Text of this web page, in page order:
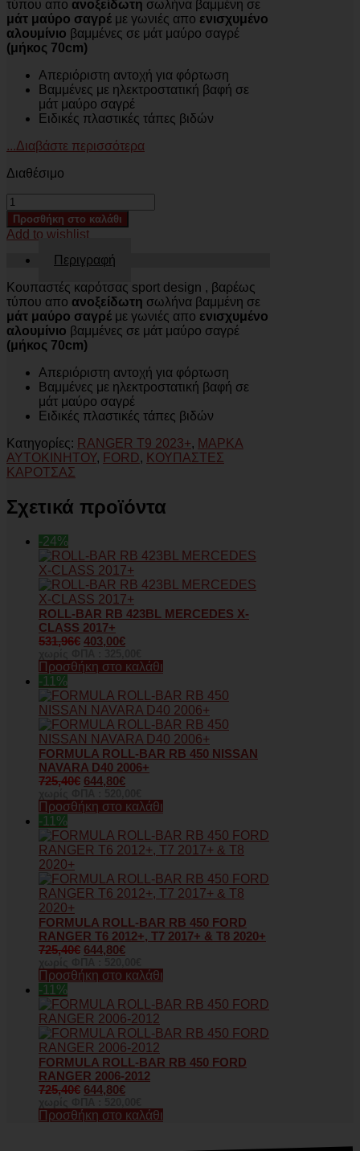
τύπου απο ανοξείδωτη σωλήνα βαμμένη σε
μάτ μαύρο σαγρέ με γωνιές απο ενισχυμένο
αλουμίνιο βαμμένες σε μάτ μαύρο σαγρέ
(μήκος 70cm)
Απεριόριστη αντοχή για φόρτωση
Βαμμένες με ηλεκτροστατική βαφή σε
μάτ μαύρο σαγρέ
Ειδικές πλαστικές τάπες βιδών
...Διαβάστε περισσότερα
Διαθέσιμο
ΚΟΥΠΑΣΤΕΣ
ΚΑΡΟΤΣΑΣ
KOUP
70BL
FORD
2023+
ποσότητα
Προσθήκη στο καλάθι
Add to wishlist
Περιγραφή
Κουπαστές καρότσας sport design , βαρέως
τύπου απο ανοξείδωτη σωλήνα βαμμένη σε
μάτ μαύρο σαγρέ με γωνιές απο ενισχυμένο
αλουμίνιο βαμμένες σε μάτ μαύρο σαγρέ
(μήκος 70cm)
Απεριόριστη αντοχή για φόρτωση
Βαμμένες με ηλεκτροστατική βαφή σε
μάτ μαύρο σαγρέ
Ειδικές πλαστικές τάπες βιδών
Κατηγορίες: RANGER T9 2023+, ΜΑΡΚΑ
ΑΥΤΟΚΙΝΗΤΟΥ, FORD, ΚΟΥΠΑΣΤΕΣ
ΚΑΡΟΤΣΑΣ
Σχετικά προϊόντα
-24%
ROLL-BAR RB 423BL MERCEDES X-
CLASS 2017+
531,96€ 403,00€
Προσθήκη στο καλάθι
-11%
FORMULA ROLL-BAR RB 450 NISSAN
NAVARA D40 2006+
725,40€ 644,80€
Προσθήκη στο καλάθι
-11%
FORMULA ROLL-BAR RB 450 FORD
RANGER T6 2012+, T7 2017+ & T8 2020+
725,40€ 644,80€
Προσθήκη στο καλάθι
-11%
FORMULA ROLL-BAR RB 450 FORD
RANGER 2006-2012
725,40€ 644,80€
Προσθήκη στο καλάθι